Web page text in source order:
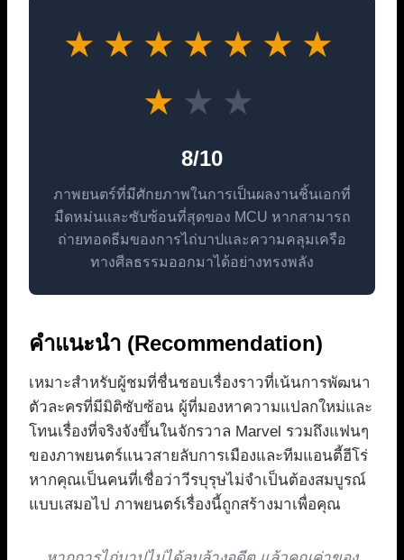
★ ★ ★ ★ ★ ★ ★
★ ★ ★
8/10
ภาพยนตร์ที่มีศักยภาพในการเป็นผลงานชิ้นเอกที่
มืดหม่นและซับซ้อนที่สุดของ MCU หากสามารถ
ถ่ายทอดธีมของการไถ่บาปและความคลุมเครือ
ทางศีลธรรมออกมาได้อย่างทรงพลัง
คำแนะนำ (Recommendation)
เหมาะสำหรับผู้ชมที่ชื่นชอบเรื่องราวที่เน้นการพัฒนา
ตัวละครที่มีมิติซับซ้อน ผู้ที่มองหาความแปลกใหม่และ
โทนเรื่องที่จริงจังขึ้นในจักรวาล Marvel รวมถึงแฟนๆ
ของภาพยนตร์แนวสายลับการเมืองและทีมแอนตี้ฮีโร่
หากคุณเป็นคนที่เชื่อว่าวีรบุรุษไม่จำเป็นต้องสมบูรณ์
แบบเสมอไป ภาพยนตร์เรื่องนี้ถูกสร้างมาเพื่อคุณ